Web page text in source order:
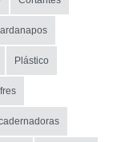
Plástico